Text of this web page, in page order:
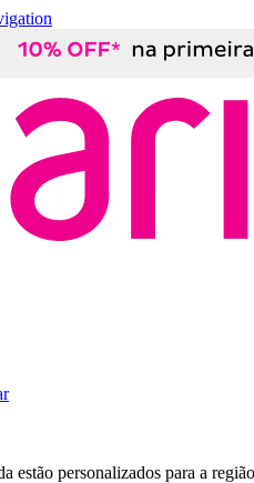
estão personalizados para a